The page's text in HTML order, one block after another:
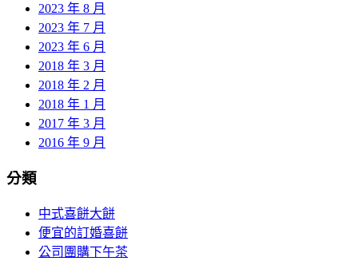
2023 年 8 月
2023 年 7 月
2023 年 6 月
2018 年 3 月
2018 年 2 月
2018 年 1 月
2017 年 3 月
2016 年 9 月
分類
中式喜餅大餅
便宜的訂婚喜餅
公司團購下午茶